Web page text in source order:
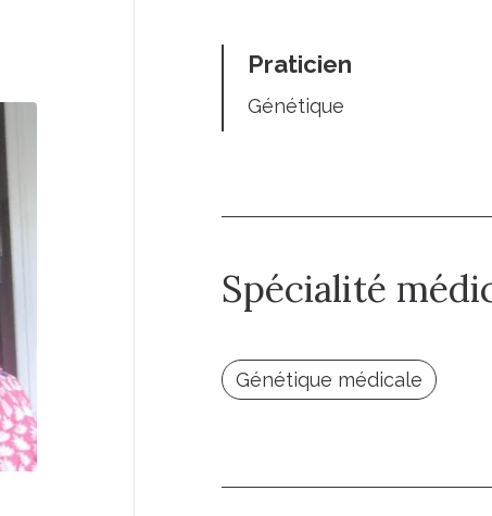
Praticien
Génétique
Spécialité
Génétique médicale